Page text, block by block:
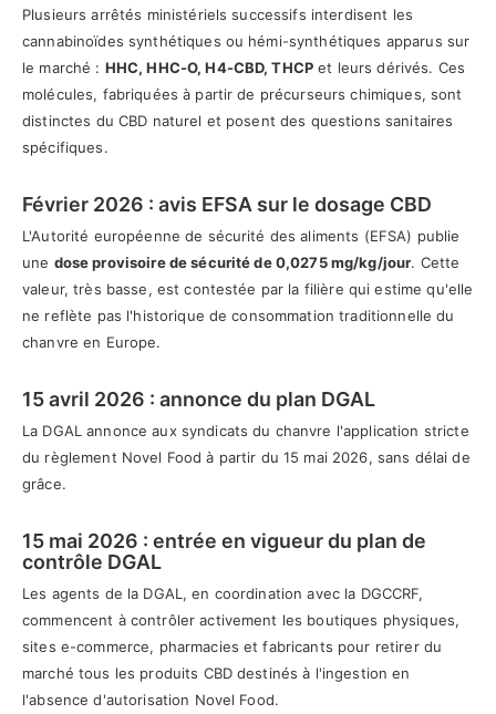
Plusieurs arrêtés ministériels successifs interdisent les
cannabinoïdes synthétiques ou hémi-synthétiques apparus sur
le marché : HHC, HHC-O, H4-CBD, THCP et leurs dérivés. Ces
molécules, fabriquées à partir de précurseurs chimiques, sont
distinctes du CBD naturel et posent des questions sanitaires
spécifiques.
Février 2026 : avis EFSA sur le dosage CBD
L'Autorité européenne de sécurité des aliments (EFSA) publie
une dose provisoire de sécurité de 0,0275 mg/kg/jour. Cette
valeur, très basse, est contestée par la filière qui estime qu'elle
ne reflète pas l'historique de consommation traditionnelle du
chanvre en Europe.
15 avril 2026 : annonce du plan DGAL
La DGAL annonce aux syndicats du chanvre l'application stricte
du règlement Novel Food à partir du 15 mai 2026, sans délai de
grâce.
15 mai 2026 : entrée en vigueur du plan de
contrôle DGAL
Les agents de la DGAL, en coordination avec la DGCCRF,
commencent à contrôler activement les boutiques physiques,
sites e-commerce, pharmacies et fabricants pour retirer du
marché tous les produits CBD destinés à l'ingestion en
l'absence d'autorisation Novel Food.